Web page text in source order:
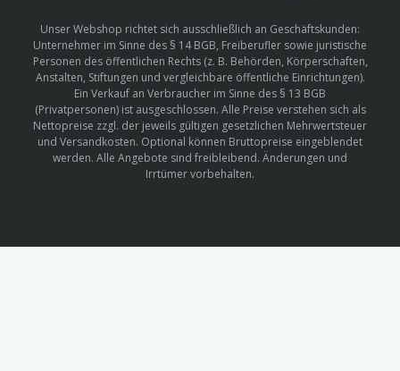
Unser Webshop richtet sich ausschließlich an Geschäftskunden:
Unternehmer im Sinne des § 14 BGB, Freiberufler sowie juristische
Personen des öffentlichen Rechts (z. B. Behörden, Körperschaften,
Anstalten, Stiftungen und vergleichbare öffentliche Einrichtungen).
Ein Verkauf an Verbraucher im Sinne des § 13 BGB
(Privatpersonen) ist ausgeschlossen. Alle Preise verstehen sich als
Nettopreise zzgl. der jeweils gültigen gesetzlichen Mehrwertsteuer
und Versandkosten. Optional können Bruttopreise eingeblendet
werden. Alle Angebote sind freibleibend. Änderungen und
Irrtümer vorbehalten.